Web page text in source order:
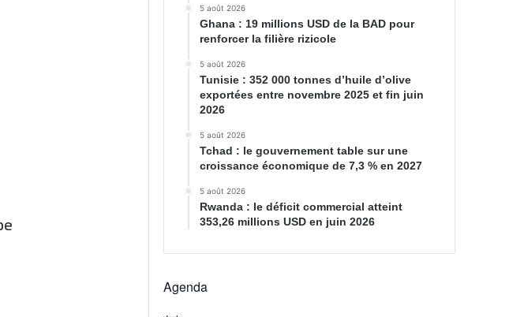
5 août 2026
Ghana : 19 millions USD de la BAD pour
renforcer la filière rizicole
5 août 2026
Tunisie : 352 000 tonnes d’huile d’olive
exportées entre novembre 2025 et fin juin
2026
5 août 2026
Tchad : le gouvernement table sur une
croissance économique de 7,3 % en 2027
5 août 2026
Rwanda : le déficit commercial atteint
353,26 millions USD en juin 2026
Agenda